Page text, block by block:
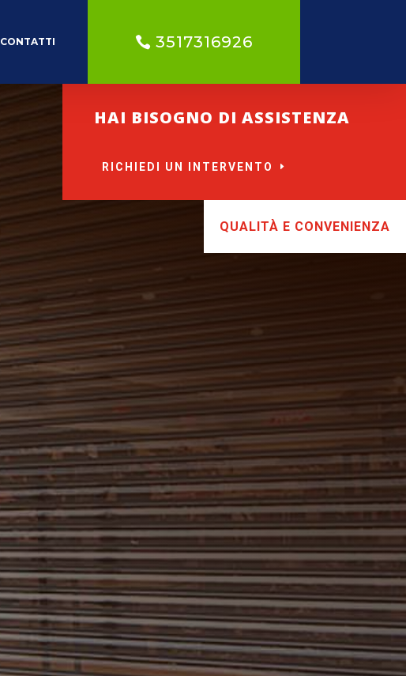
CONTATTI 3517316926
HAI BISOGNO DI ASSISTENZA
RICHIEDI UN INTERVENTO
QUALITÀ E CONVENIENZA